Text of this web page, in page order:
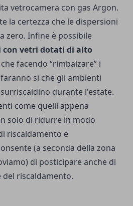
vetrocamera con gas Argon.
la certezza che le dispersioni
zero. Infine è possibile
con vetri dotati di alto
che facendo “rimbalzare” i
si che gli ambienti
durante l'estate.
come quelli appena
solo di ridurre in modo
riscaldamento e
(a seconda della zona
di posticipare anche di
del riscaldamento.